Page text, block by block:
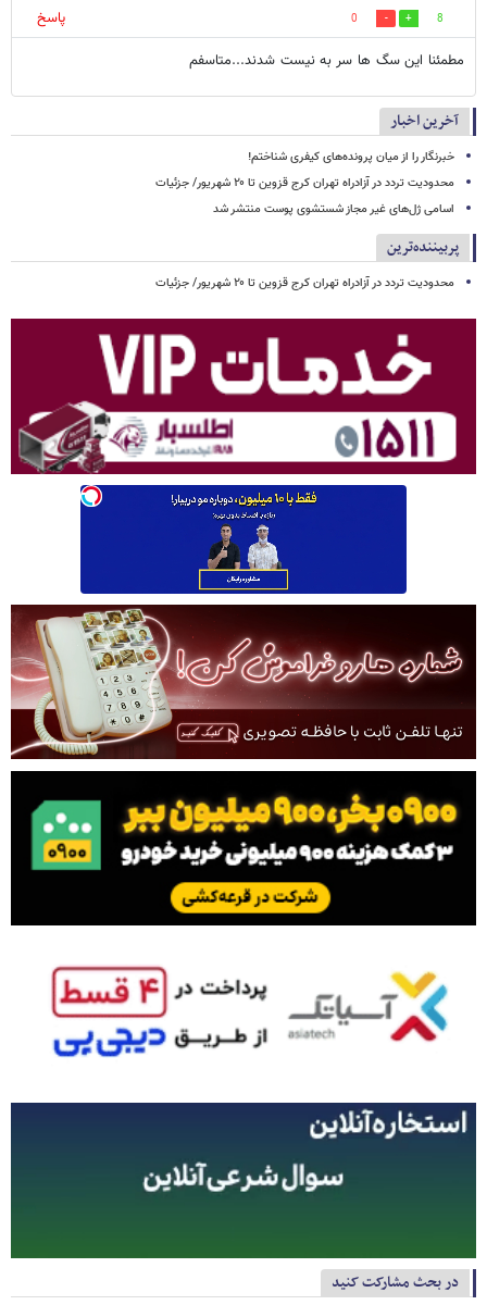
8
0
پاسخ
مطمئنا این سگ ها سر به نیست شدند...متاسفم
آخرین اخبار
خبرنگار را از میان پرونده‌های کیفری شناختم!
محدودیت تردد در آزادراه تهران کرج قزوین تا ۲۰ شهریور/ جزئیات
اسامی ژل‌های غیر مجاز شستشوی پوست منتشر شد
پربیننده‌ترین
محدودیت تردد در آزادراه تهران کرج قزوین تا ۲۰ شهریور/ جزئیات
در بحث مشارکت کنید